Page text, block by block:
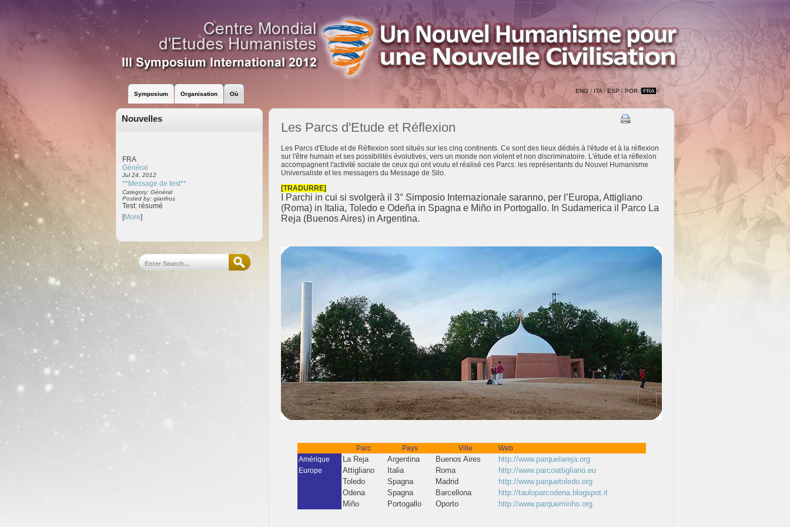
Symposium Organisation Où ENG/ ITA/ ESP/ POR/ FRA//
Nouvelles
FRA
Général
Jul 24, 2012
**Message de test**
Category: Général
Posted by: gianfrus
Test: résumé
[More]
Les Parcs d'Etude et Réflexion
Les Parcs d'Etude et de Réflexion sont situés sur les cinq continents. Ce sont des lieux dédiés à l'étude et à la réflexion
sur l'être humain et ses possibilités évolutives, vers un monde non violent et non discriminatoire. L'étude et la réflexion
accompagnent l'activité sociale de ceux qui ont voulu et réalisé ces Parcs: les représentants du Nouvel Humanisme
Universaliste et les messagers du Message de Silo.
[TRADURRE]
I Parchi in cui si svolgerà il 3° Simposio Internazionale saranno, per l’Europa, Attigliano
(Roma) in Italia, Toledo e Odeña in Spagna e Miño in Portogallo. In Sudamerica il Parco La
Reja (Buenos Aires) in Argentina.
Parc Pays Ville
Web
Amérique
La Reja Argentina Buenos Aires http://www.parquelareja.org
Europe Attigliano Italia Roma
http://www.parcoattigliano.eu
Toledo
Spagna Madrid
http://www.parquetoledo.org
Odena
Spagna Barcellona
http://tauloparcodena.blogspot.it
Miño
Portogallo Oporto http://www.parqueminho.org